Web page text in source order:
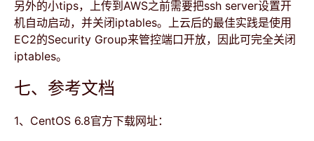
另外的小tips，上传到AWS之前需要把ssh server设置开
机自动启动，并关闭iptables。上云后的最佳实践是使用
EC2的Security Group来管控端口开放，因此可完全关闭
iptables。
七、参考文档
1、CentOS 6.8官方下载网址：